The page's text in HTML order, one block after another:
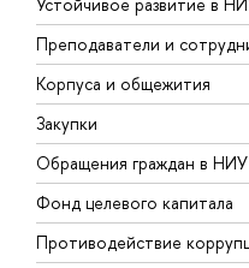
Преподаватели и
Корпуса и общежития
Закупки
Обращения граждан в
Фонд целевого капитала
Противодействие